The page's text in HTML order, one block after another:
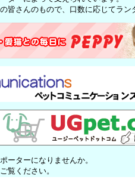
皆さんのもので、口数に応じてラ
ーターになりませんか。
覧ください。